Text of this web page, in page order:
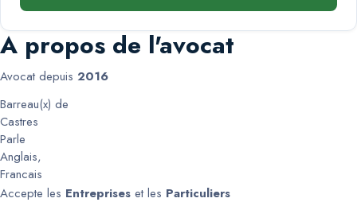
A propos de l'avocat
Avocat depuis 2016
Barreau(x) de
Castres
Parle
Anglais,
Francais
Accepte les Entreprises et les Particuliers